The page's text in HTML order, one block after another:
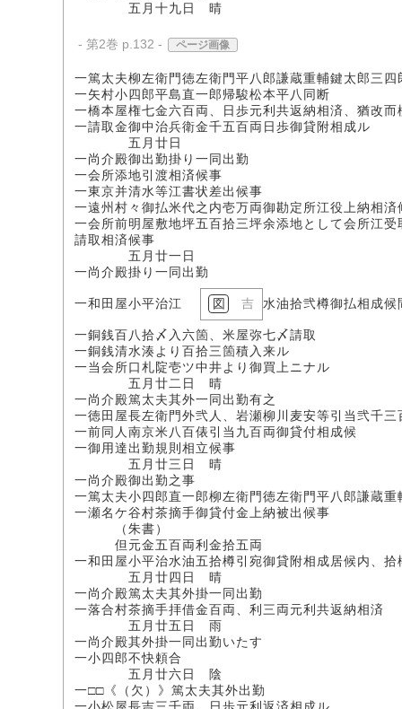
五月十九日 晴
- 第2巻 p.132 - ページ画像
一篤太夫柳左衛門徳左衛門平八郎謙蔵重輔鍵太郎三四
一矢村小四郎平島直一郎帰駿松本平八同断
一橋本屋権七金六百両、日歩元利共返納相済、猶改
一請取金御中治兵衛金千五百両日歩御貸附相成ル
五月廿日
一尚介殿御出勤掛り一同出勤
一会所添地引渡相済候事
一東京并清水等江書状差出候事
一遠州村々御払米代之内壱万両御勘定所江役上納相済
一会所前明屋敷地坪五百拾三坪余添地として会所江
請取相済候事
五月廿一日
一尚介殿掛り一同出勤
一和田屋小平治江 吉 水油拾弐樽御払相成
一銅銭百八拾〆入六箇、米屋弥七〆請取
一銅銭清水湊より百拾三箇積入来ル
一当会所口札䧑壱ツ中井より御買上ニナル
五月廿二日 晴
一尚介殿篤太夫其外一同出勤有之
一徳田屋長左衛門外弐人、岩瀬柳川麦安等引当弐千
一前同人南京米八百俵引当九百両御貸付相成候
一御用達出勤規則相立候事
五月廿三日 晴
一尚介殿御出勤之事
一篤太夫小四郎直一郎柳左衛門徳左衛門平八郎謙蔵
一瀬名ケ谷村茶摘手御貸付金上納被出候事
（朱書）
但元金五百両利金拾五両
一和田屋小平治水油五拾樽引宛御貸附相成居候内、
五月廿四日 晴
一尚介殿篤太夫其外掛一同出勤
一落合村茶摘手拝借金百両、利三両元利共返納相済
五月廿五日 雨
一尚介殿其外掛一同出勤いたす
一小四郎不快頼合
五月廿六日 陰
一□□《（欠）》篤太夫其外出勤